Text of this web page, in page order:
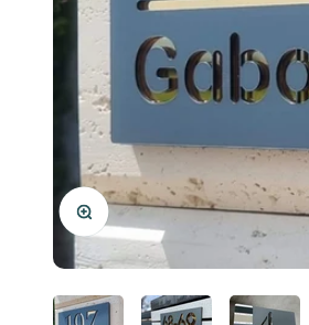
Mărește